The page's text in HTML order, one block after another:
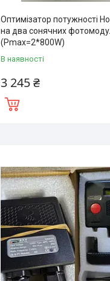
Оптимізатор потужності
на два сонячних
(Pmax=2*800W)
В наявності
3 245 ₴